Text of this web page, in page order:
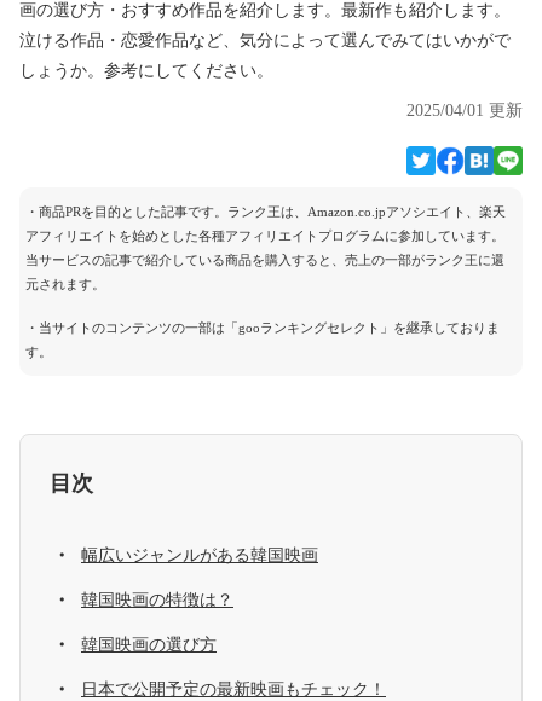
画の選び方・おすすめ作品を紹介します。最新作も紹介します。
泣ける作品・恋愛作品など、気分によって選んでみてはいかがで
しょうか。参考にしてください。
2025/04/01 更新
・商品PRを目的とした記事です。ランク王は、Amazon.co.jpアソシエイト、楽天
アフィリエイトを始めとした各種アフィリエイトプログラムに参加しています。
当サービスの記事で紹介している商品を購入すると、売上の一部がランク王に還
元されます。
・当サイトのコンテンツの一部は「gooランキングセレクト」を継承しておりま
す。
目次
幅広いジャンルがある韓国映画
韓国映画の特徴は？
韓国映画の選び方
日本で公開予定の最新映画もチェック！